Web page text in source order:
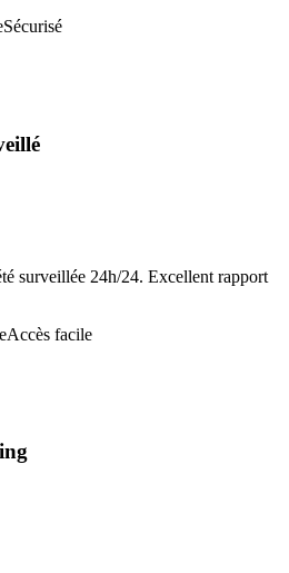
Sécurisé
surveillée 24h/24. Excellent rapport
Accès facile